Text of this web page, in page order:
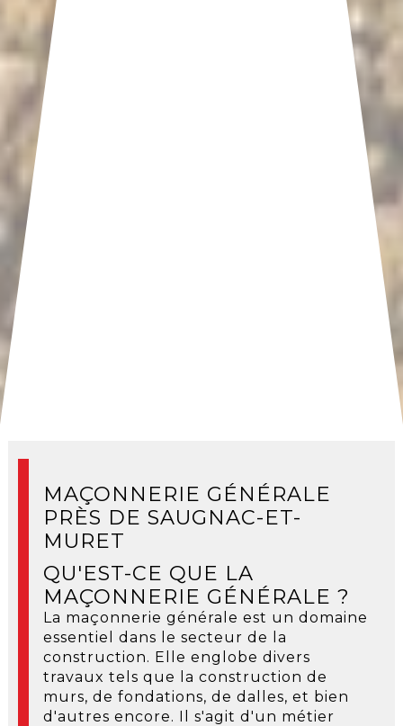
MAÇONNERIE GÉNÉRALE
PRÈS DE SAUGNAC-ET-
MURET
QU'EST-CE QUE LA
MAÇONNERIE GÉNÉRALE ?
La maçonnerie générale est un domaine
essentiel dans le secteur de la
construction. Elle englobe divers
travaux tels que la construction de
murs, de fondations, de dalles, et bien
d'autres encore. Il s'agit d'un métier